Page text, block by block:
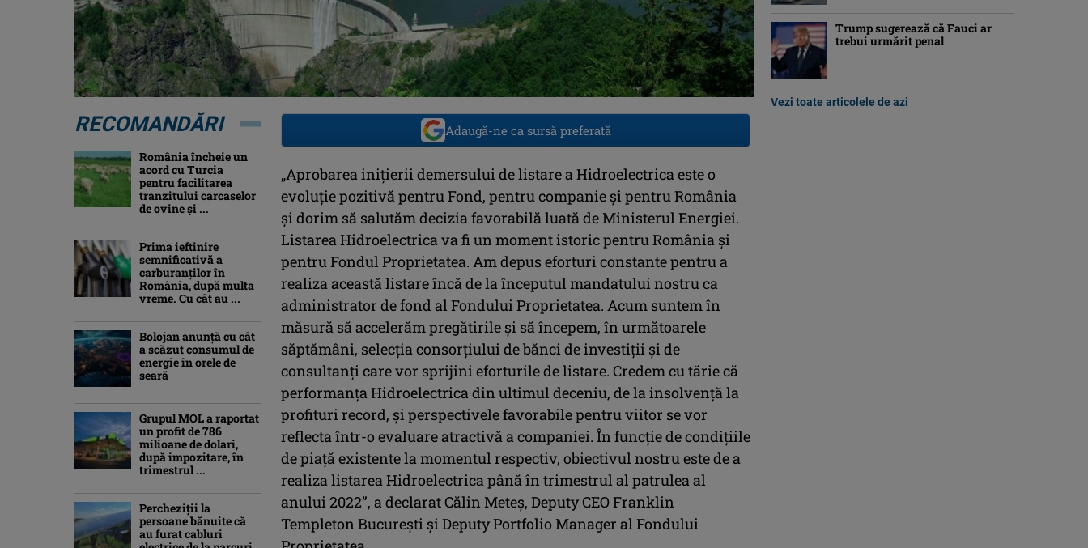
Adaugă-ne ca sursă preferată
„Aprobarea inițierii demersului de listare a Hidroelectrica este o
evoluție pozitivă pentru Fond, pentru companie și pentru România
și dorim să salutăm decizia favorabilă luată de Ministerul Energiei.
Listarea Hidroelectrica va fi un moment istoric pentru România și
pentru Fondul Proprietatea. Am depus eforturi constante pentru a
realiza această listare încă de la începutul mandatului nostru ca
administrator de fond al Fondului Proprietatea. Acum suntem în
măsură să accelerăm pregătirile și să începem, în următoarele
săptămâni, selecția consorțiului de bănci de investiții și de
consultanți care vor sprijini eforturile de listare. Credem cu tărie că
performanța Hidroelectrica din ultimul deceniu, de la insolvență la
profituri record, și perspectivele favorabile pentru viitor se vor
reflecta într-o evaluare atractivă a companiei. În funcție de condițiile
de piață existente la momentul respectiv, obiectivul nostru este de a
realiza listarea Hidroelectrica până în trimestrul al patrulea al
anului 2022”, a declarat Călin Meteș, Deputy CEO Franklin
Templeton București și Deputy Portfolio Manager al Fondului
RECOMANDĂRI
România încheie un
acord cu Turcia
pentru facilitarea
tranzitului carcaselor
de ovine şi ...
Prima ieftinire
semnificativă a
carburanților în
România, după multa
vreme. Cu cât au ...
Bolojan anunță cu cât
a scăzut consumul de
energie în orele de
seară
Grupul MOL a raportat
un profit de 786
milioane de dolari,
după impozitare, în
trimestrul ...
Percheziţii la
persoane bănuite că
au furat cabluri
Trump sugerează că Fauci ar
trebui urmărit penal
Vezi toate articolele de azi